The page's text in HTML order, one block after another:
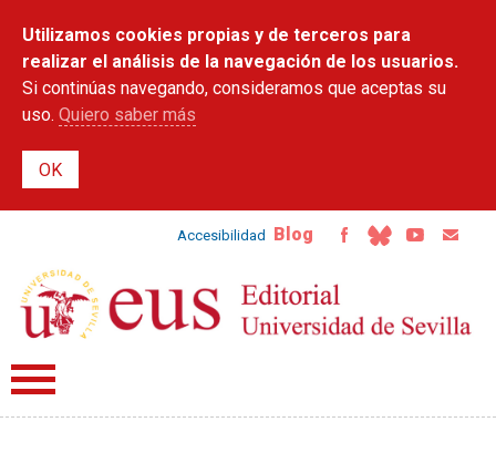
contenido
principal
Utilizamos cookies propias y de terceros para
realizar el análisis de la navegación de los usuarios.
Si continúas navegando, consideramos que aceptas su
uso. Quiero saber más
Accesibilidad Blog